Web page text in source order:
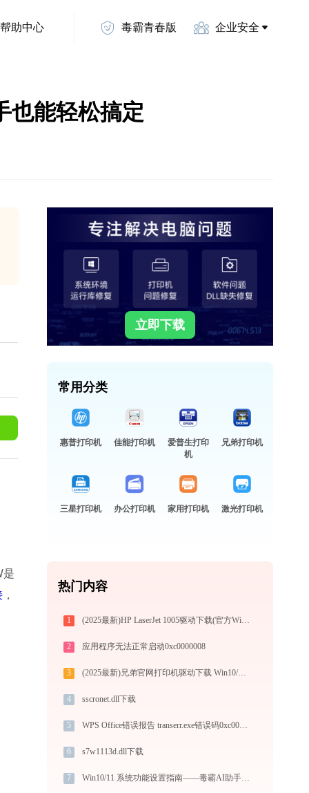
帮助中心 毒霸青春版 企业安全
也能轻松搞定
是
，
立即下载
常用分类
惠普打印机 佳能打印机
爱普生打印
机
兄弟打印机
三星打印机 办公打印机 家用打印机 激光打印机
热门内容
1 (2025最新)HP LaserJet 1005驱动下载(官方Win10/Win11)
2 应用程序无法正常启动0xc0000008
3 (2025最新)兄弟官网打印机驱动下载 Win10/Win11支持
4 sscronet.dll下载
5 WPS Office错误报告 transerr.exe错误码0xc000000d处理办法
6 s7w1113d.dll下载
7 Win10/11 系统功能设置指南——毒霸AI助手带来常用操作配置教程